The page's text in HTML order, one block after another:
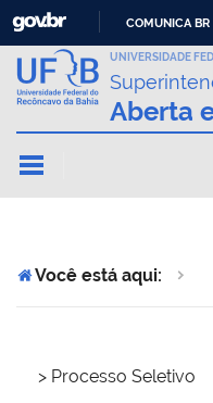
COMUNICA BR
UNIVERSIDADE
Aberta
Você está aqui:
> Processo Seletivo